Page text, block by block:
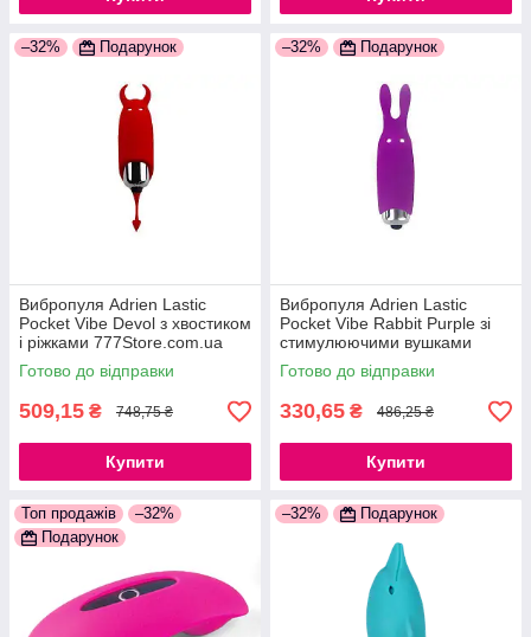
–32% Подарунок
Вибропуля Adrien Lastic
Pocket Vibe Devol з хвостиком
і ріжками 777Store.com.ua
Готово до відправки
509,15 ₴ 748,75 ₴
Купити
–32% Подарунок
Вибропуля Adrien Lastic
Pocket Vibe Rabbit Purple зі
стимулюючими вушками
777Store.com.ua
Готово до відправки
330,65 ₴ 486,25 ₴
Купити
Топ продажів
–32%
Подарунок
–32% Подарунок